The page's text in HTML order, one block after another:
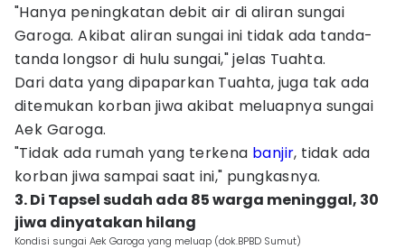
"Hanya peningkatan debit air di aliran sungai
Garoga. Akibat aliran sungai ini tidak ada tanda-
tanda longsor di hulu sungai," jelas Tuahta.
Dari data yang dipaparkan Tuahta, juga tak ada
ditemukan korban jiwa akibat meluapnya sungai
Aek Garoga.
"Tidak ada rumah yang terkena banjir, tidak ada
korban jiwa sampai saat ini," pungkasnya.
3. Di Tapsel sudah ada 85 warga meninggal, 30
jiwa dinyatakan hilang
Kondisi sungai Aek Garoga yang meluap (dok.BPBD Sumut)